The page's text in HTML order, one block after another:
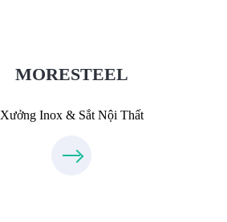
MORESTEEL
Xưởng Inox & Sắt Nội Thất